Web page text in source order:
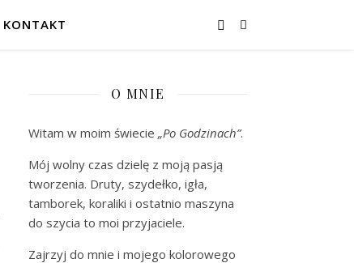
KONTAKT
O MNIE
Witam w moim świecie „Po Godzinach”.
Mój wolny czas dzielę z moją pasją
tworzenia. Druty, szydełko, igła,
tamborek, koraliki i ostatnio maszyna
do szycia to moi przyjaciele.
Zajrzyj do mnie i mojego kolorowego